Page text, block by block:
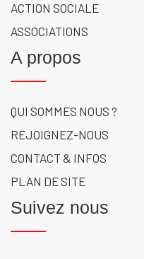
ACTION SOCIALE
ASSOCIATIONS
A propos
QUI SOMMES NOUS ?
REJOIGNEZ-NOUS
CONTACT & INFOS
PLAN DE SITE
Suivez nous